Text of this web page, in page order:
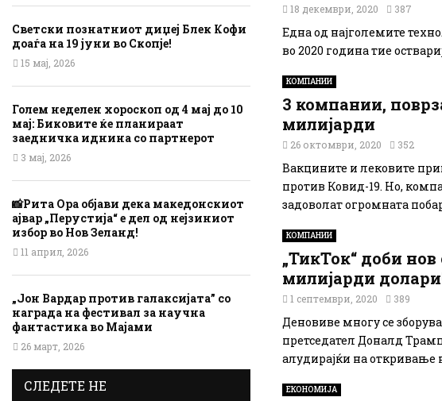
18 декември, 2020 387
Една од најголемите
во 2020 година тие
КОМПАНИИ
3 компании,
милијарди
26 октомври, 2020 352
Вакцините и лековите
против Ковид-19. Но,
задоволат огромната
КОМПАНИИ
„ТикТок“ доби
милијарди
1 септември, 2020 389
Деновиве многу се
претседател Доналд
алудирајќи на откривање
ЕКОНОМИЈА
Светски познатниот диџеј Блек Кофи
доаѓа на 19 јуни во Скопје!
15 мај, 2026
Голем неделен хороскоп од 4 мај до 10
мај: Биковите ќе планираат
заедничка иднина со партнерот
3 мај, 2026
📸Рита Ора објави дека македонскиот
ајвар „Перустија“ е дел од нејзиниот
избор во Нов Зеланд!
11 април, 2026
„Јон Вардар против галаксијата” со
награда на фестивал за научна
фантастика во Мајами
26 март, 2026
СЛЕДЕТЕ НЕ